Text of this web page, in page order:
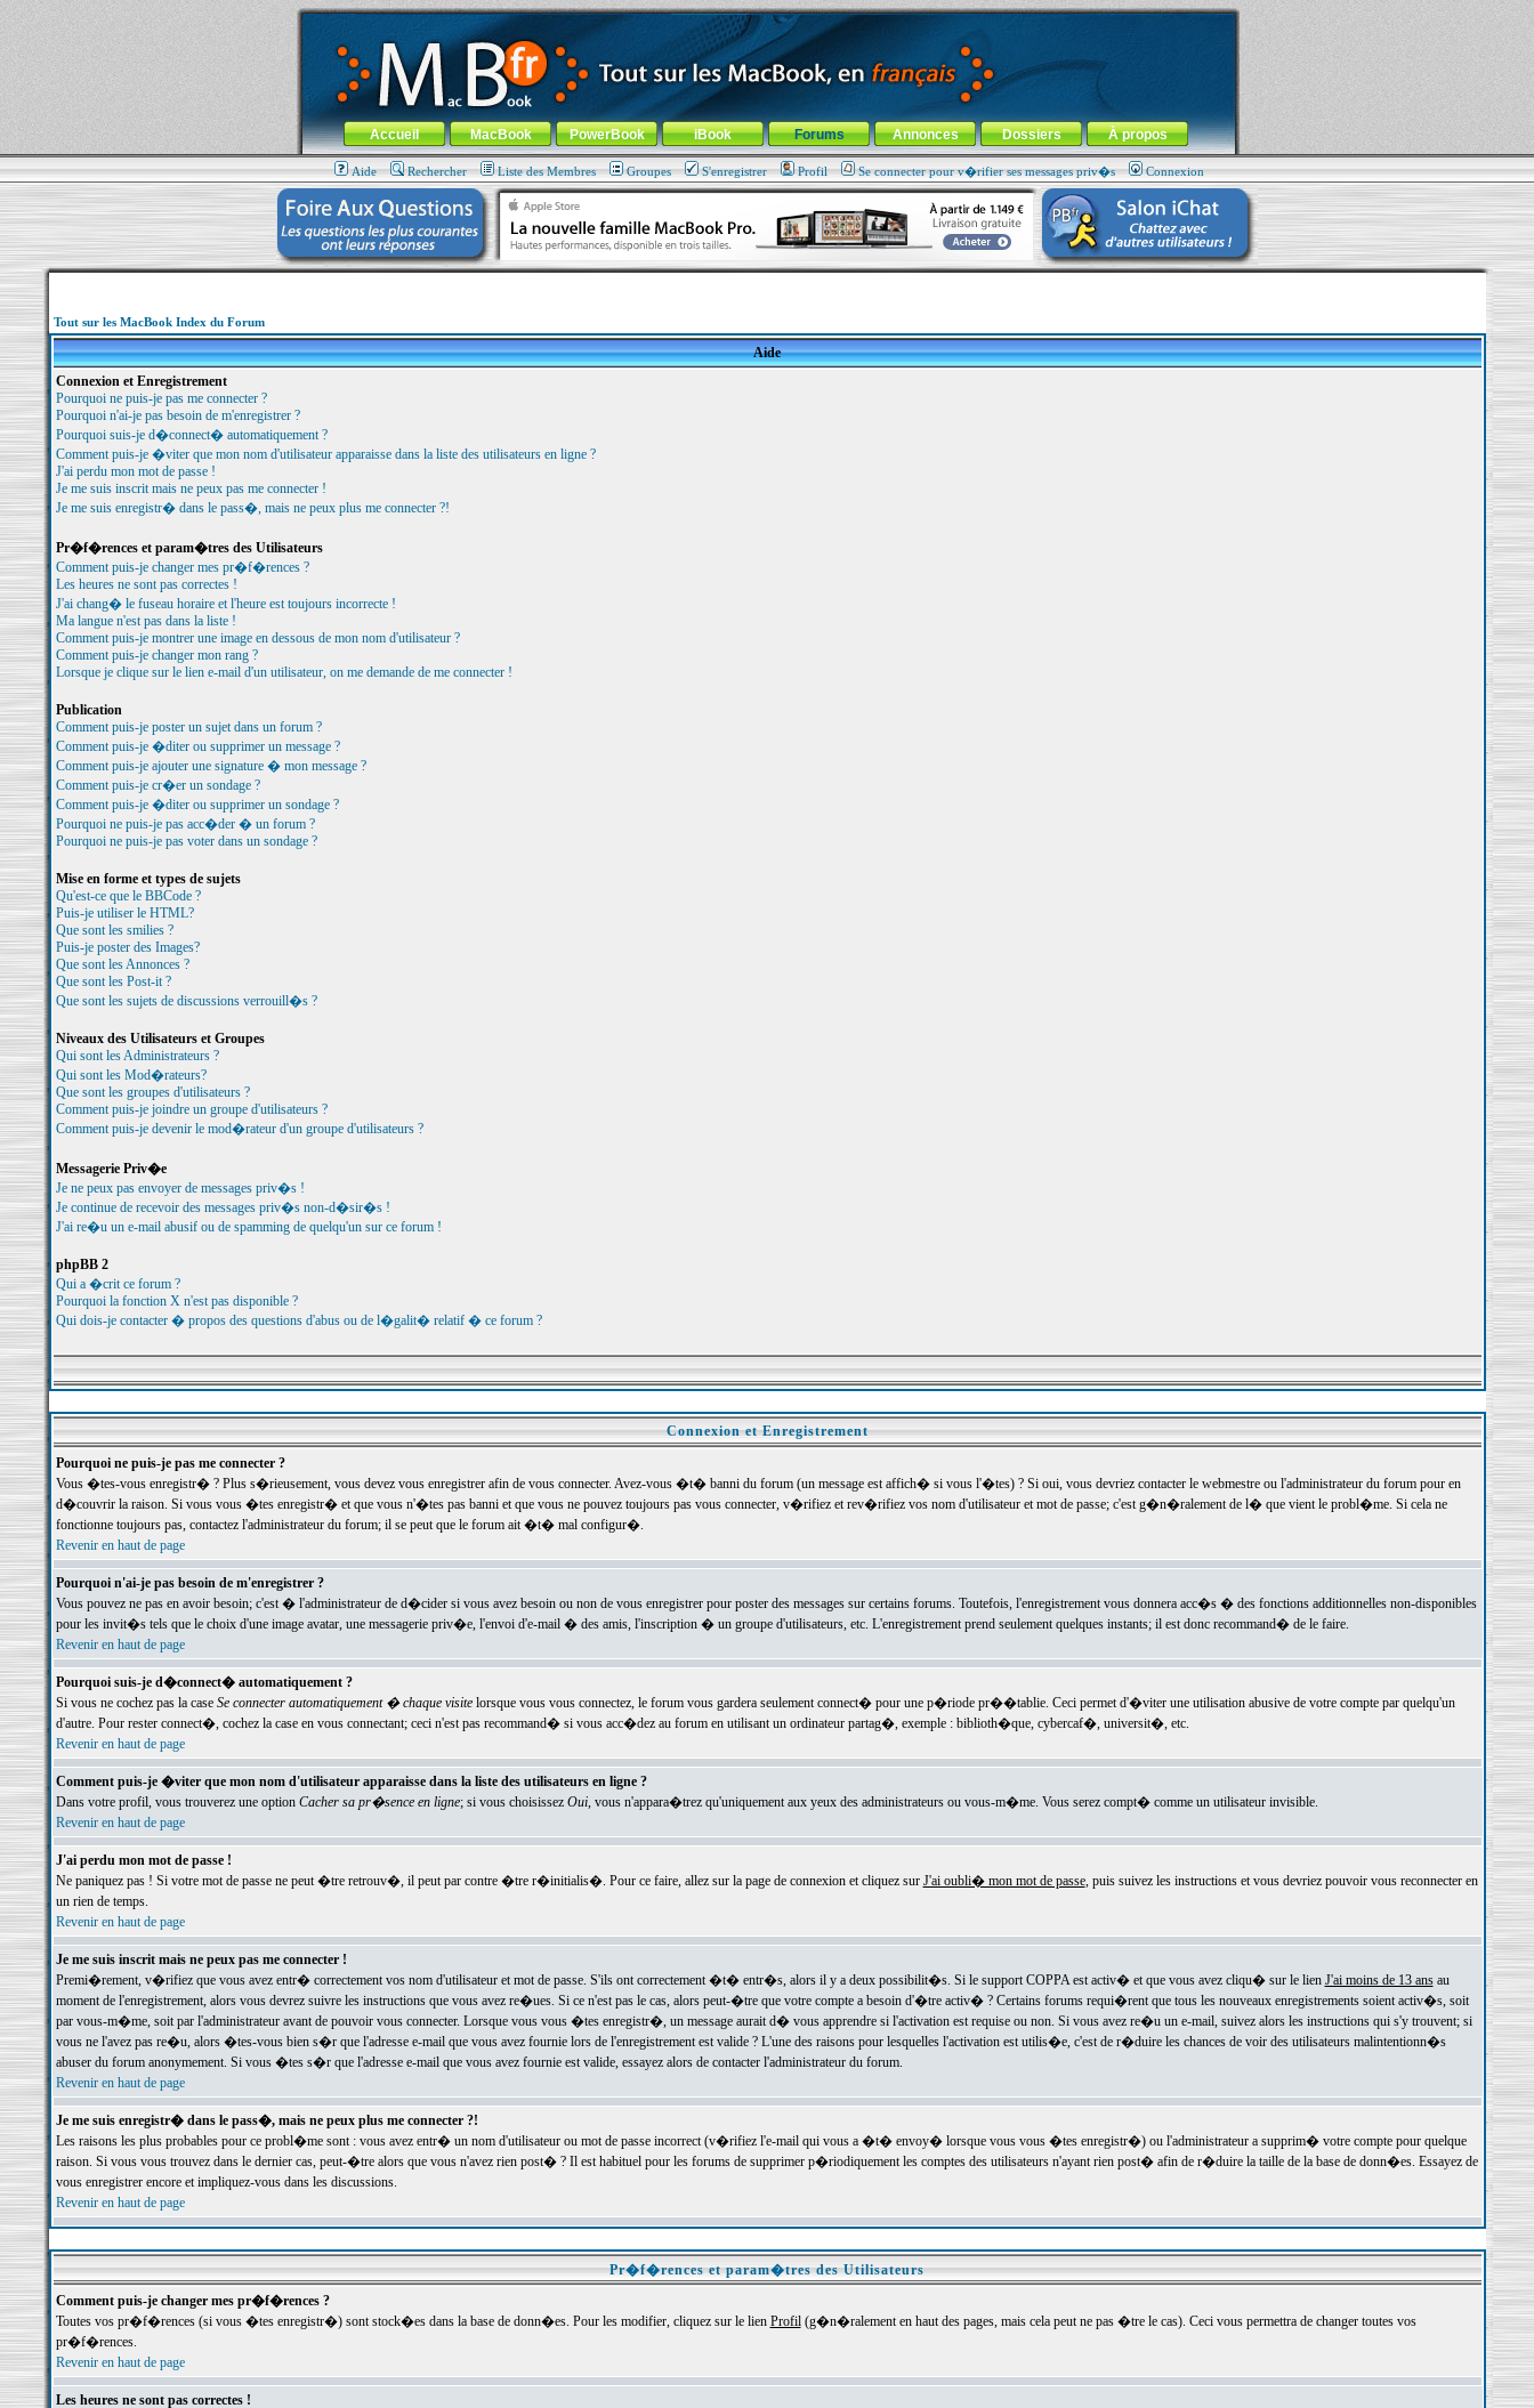
MacBook-fr.com : 100% Apple... 100% nomade !
Aller au contenu-Aller au menu général-Aller au menu de la rubrique
Menu général
Accueil MacBook PowerBook iBook Forums Annonces Dossiers À propos
Aide Rechercher Liste des Membres Groupes S'enregistrer Profil Se connecter pour v�rifier ses messages priv�s Connexion
Tout sur les MacBook Index du Forum
Aide
Connexion et Enregistrement
Pourquoi ne puis-je pas me connecter ?
Pourquoi n'ai-je pas besoin de m'enregistrer ?
Pourquoi suis-je d�connect� automatiquement ?
Comment puis-je �viter que mon nom d'utilisateur apparaisse dans la liste des utilisateurs en ligne ?
J'ai perdu mon mot de passe !
Je me suis inscrit mais ne peux pas me connecter !
Je me suis enregistr� dans le pass�, mais ne peux plus me connecter ?!
Pr�f�rences et param�tres des Utilisateurs
Comment puis-je changer mes pr�f�rences ?
Les heures ne sont pas correctes !
J'ai chang� le fuseau horaire et l'heure est toujours incorrecte !
Ma langue n'est pas dans la liste !
Comment puis-je montrer une image en dessous de mon nom d'utilisateur ?
Comment puis-je changer mon rang ?
Lorsque je clique sur le lien e-mail d'un utilisateur, on me demande de me connecter !
Publication
Comment puis-je poster un sujet dans un forum ?
Comment puis-je �diter ou supprimer un message ?
Comment puis-je ajouter une signature � mon message ?
Comment puis-je cr�er un sondage ?
Comment puis-je �diter ou supprimer un sondage ?
Pourquoi ne puis-je pas acc�der � un forum ?
Pourquoi ne puis-je pas voter dans un sondage ?
Mise en forme et types de sujets
Qu'est-ce que le BBCode ?
Puis-je utiliser le HTML?
Que sont les smilies ?
Puis-je poster des Images?
Que sont les Annonces ?
Que sont les Post-it ?
Que sont les sujets de discussions verrouill�s ?
Niveaux des Utilisateurs et Groupes
Qui sont les Administrateurs ?
Qui sont les Mod�rateurs?
Que sont les groupes d'utilisateurs ?
Comment puis-je joindre un groupe d'utilisateurs ?
Comment puis-je devenir le mod�rateur d'un groupe d'utilisateurs ?
Messagerie Priv�e
Je ne peux pas envoyer de messages priv�s !
Je continue de recevoir des messages priv�s non-d�sir�s !
J'ai re�u un e-mail abusif ou de spamming de quelqu'un sur ce forum !
phpBB 2
Qui a �crit ce forum ?
Pourquoi la fonction X n'est pas disponible ?
Qui dois-je contacter � propos des questions d'abus ou de l�galit� relatif � ce forum ?
Connexion et Enregistrement
Pourquoi ne puis-je pas me connecter ?
Vous �tes-vous enregistr� ? Plus s�rieusement, vous devez vous enregistrer afin de vous connecter. Avez-vous �t� banni du forum (un message est affich� si vous l'�tes) ? Si oui, vous devriez contacter le webmestre ou l'administrateur du forum pour en
d�couvrir la raison. Si vous vous �tes enregistr� et que vous n'�tes pas banni et que vous ne pouvez toujours pas vous connecter, v�rifiez et rev�rifiez vos nom d'utilisateur et mot de passe; c'est g�n�ralement de l� que vient le probl�me. Si cela ne
fonctionne toujours pas, contactez l'administrateur du forum; il se peut que le forum ait �t� mal configur�.
Revenir en haut de page
Pourquoi n'ai-je pas besoin de m'enregistrer ?
Vous pouvez ne pas en avoir besoin; c'est � l'administrateur de d�cider si vous avez besoin ou non de vous enregistrer pour poster des messages sur certains forums. Toutefois, l'enregistrement vous donnera acc�s � des fonctions additionnelles non-disponibles
pour les invit�s tels que le choix d'une image avatar, une messagerie priv�e, l'envoi d'e-mail � des amis, l'inscription � un groupe d'utilisateurs, etc. L'enregistrement prend seulement quelques instants; il est donc recommand� de le faire.
Revenir en haut de page
Pourquoi suis-je d�connect� automatiquement ?
Si vous ne cochez pas la case Se connecter automatiquement � chaque visitelorsque vous vous connectez, le forum vous gardera seulement connect� pour une p�riode pr��tablie. Ceci permet d'�viter une utilisation abusive de votre compte par quelqu'un
d'autre. Pour rester connect�, cochez la case en vous connectant; ceci n'est pas recommand� si vous acc�dez au forum en utilisant un ordinateur partag�, exemple : biblioth�que, cybercaf�, universit�, etc.
Revenir en haut de page
Comment puis-je �viter que mon nom d'utilisateur apparaisse dans la liste des utilisateurs en ligne ?
Dans votre profil, vous trouverez une option Cacher sa pr�sence en ligne; si vous choisissez Oui, vous n'appara�trez qu'uniquement aux yeux des administrateurs ou vous-m�me. Vous serez compt� comme un utilisateur invisible.
Revenir en haut de page
J'ai perdu mon mot de passe !
Ne paniquez pas ! Si votre mot de passe ne peut �tre retrouv�, il peut par contre �tre r�initialis�. Pour ce faire, allez sur la page de connexion et cliquez sur J'ai oubli� mon mot de passe, puis suivez les instructions et vous devriez pouvoir vous reconnecter en
un rien de temps.
Revenir en haut de page
Je me suis inscrit mais ne peux pas me connecter !
Premi�rement, v�rifiez que vous avez entr� correctement vos nom d'utilisateur et mot de passe. S'ils ont correctement �t� entr�s, alors il y a deux possibilit�s. Si le support COPPA est activ� et que vous avez cliqu� sur le lien J'ai moins de 13 ansau
moment de l'enregistrement, alors vous devrez suivre les instructions que vous avez re�ues. Si ce n'est pas le cas, alors peut-�tre que votre compte a besoin d'�tre activ� ? Certains forums requi�rent que tous les nouveaux enregistrements soient activ�s, soit
par vous-m�me, soit par l'administrateur avant de pouvoir vous connecter. Lorsque vous vous �tes enregistr�, un message aurait d� vous apprendre si l'activation est requise ou non. Si vous avez re�u un e-mail, suivez alors les instructions qui s'y trouvent; si
vous ne l'avez pas re�u, alors �tes-vous bien s�r que l'adresse e-mail que vous avez fournie lors de l'enregistrement est valide ? L'une des raisons pour lesquelles l'activation est utilis�e, c'est de r�duire les chances de voir des utilisateurs malintentionn�s
abuser du forum anonymement. Si vous �tes s�r que l'adresse e-mail que vous avez fournie est valide, essayez alors de contacter l'administrateur du forum.
Revenir en haut de page
Je me suis enregistr� dans le pass�, mais ne peux plus me connecter ?!
Les raisons les plus probables pour ce probl�me sont : vous avez entr� un nom d'utilisateur ou mot de passe incorrect (v�rifiez l'e-mail qui vous a �t� envoy� lorsque vous vous �tes enregistr�) ou l'administrateur a supprim� votre compte pour quelque
raison. Si vous vous trouvez dans le dernier cas, peut-�tre alors que vous n'avez rien post� ? Il est habituel pour les forums de supprimer p�riodiquement les comptes des utilisateurs n'ayant rien post� afin de r�duire la taille de la base de donn�es. Essayez de
vous enregistrer encore et impliquez-vous dans les discussions.
Revenir en haut de page
Pr�f�rences et param�tres des Utilisateurs
Comment puis-je changer mes pr�f�rences ?
Toutes vos pr�f�rences (si vous �tes enregistr�) sont stock�es dans la base de donn�es. Pour les modifier, cliquez sur le lien Profil(g�n�ralement en haut des pages, mais cela peut ne pas �tre le cas). Ceci vous permettra de changer toutes vos
pr�f�rences.
Revenir en haut de page
Les heures ne sont pas correctes !